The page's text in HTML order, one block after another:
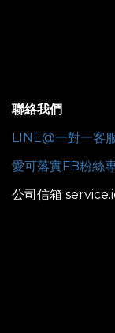
聯絡我們
LINE@一對一客
愛可落實FB粉絲
公司信箱